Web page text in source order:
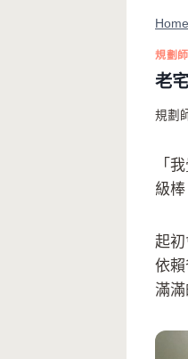
Home
規劃
老
規劃
「
級
起
依
滿滿